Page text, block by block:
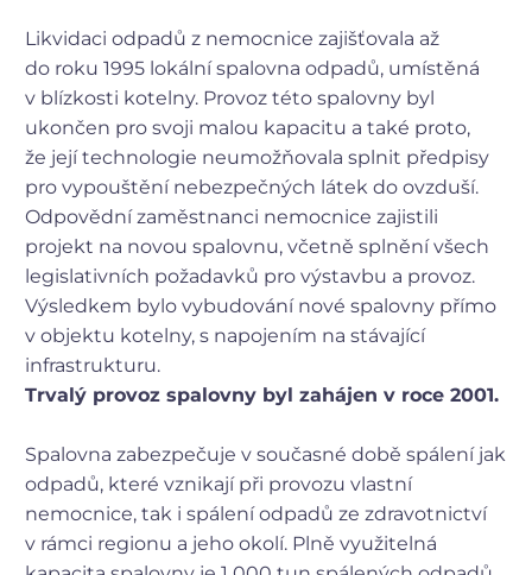
Likvidaci odpadů z nemocnice zajišťovala až
do roku 1995 lokální spalovna odpadů, umístěná
v blízkosti kotelny. Provoz této spalovny byl
ukončen pro svoji malou kapacitu a také proto,
že její technologie neumožňovala splnit předpisy
pro vypouštění nebezpečných látek do ovzduší.
Odpovědní zaměstnanci nemocnice zajistili
projekt na novou spalovnu, včetně splnění všech
legislativních požadavků pro výstavbu a provoz.
Výsledkem bylo vybudování nové spalovny přímo
v objektu kotelny, s napojením na stávající
infrastrukturu.
Trvalý provoz spalovny byl zahájen v roce 2001.
Spalovna zabezpečuje v současné době spálení jak
odpadů, které vznikají při provozu vlastní
nemocnice, tak i spálení odpadů ze zdravotnictví
v rámci regionu a jeho okolí. Plně využitelná